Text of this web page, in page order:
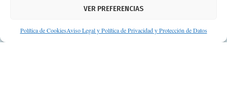
VER PREFERENCIAS
Política de CookiesAviso Legal y Política de Privacidad y Protección de Datos